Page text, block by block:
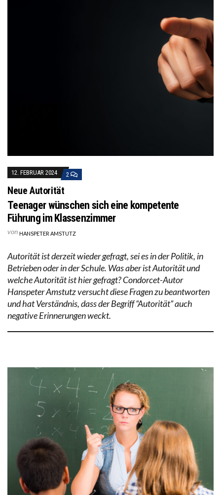
12. FEBRUAR 2024 2
Neue Autorität
Teenager wünschen sich eine kompetente
Führung im Klassenzimmer
von HANSPETER AMSTUTZ
Autorität ist derzeit wieder gefragt, sei es in der Politik, in
Betrieben oder in der Schule. Was aber ist Autorität und
welche Autorität ist hier gefragt? Condorcet-Autor
Hanspeter Amstutz versucht diese Fragen zu beantworten
und hat Verständnis, dass der Begriff “Autorität” auch
negative Erinnerungen weckt.